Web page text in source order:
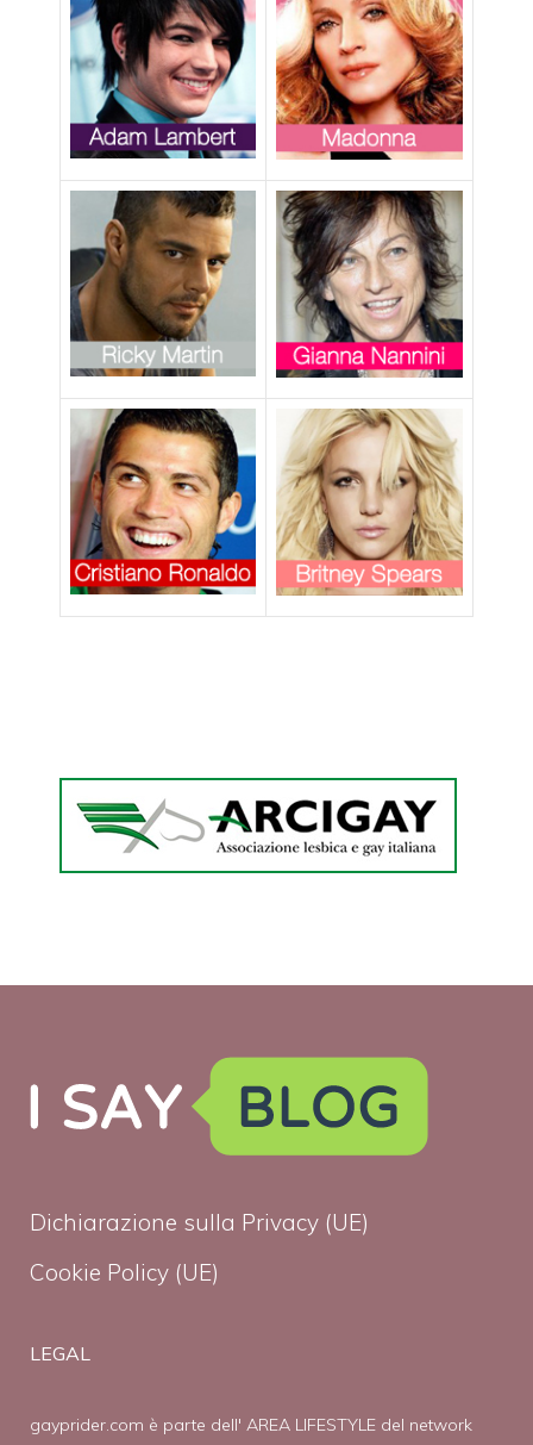
Dichiarazione sulla Privacy (UE)
Cookie Policy (UE)
LEGAL
gayprider.com è parte dell' AREA LIFESTYLE del network